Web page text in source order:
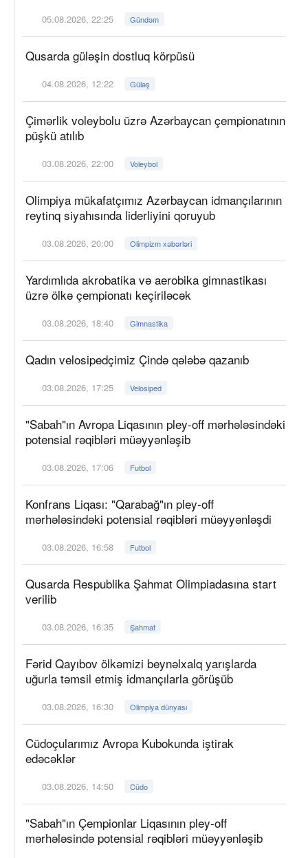
05.08.2026, 22:25 Gündəm
Qusarda güləşin dostluq körpüsü
04.08.2026, 12:22 Güləş
Çimərlik voleybolu üzrə Azərbaycan çempionatının
püşkü atılıb
03.08.2026, 22:00 Voleybol
Olimpiya mükafatçımız Azərbaycan idmançılarının
reytinq siyahısında liderliyini qoruyub
03.08.2026, 20:00 Olimpizm xəbərləri
Yardımlıda akrobatika və aerobika gimnastikası
üzrə ölkə çempionatı keçiriləcək
03.08.2026, 18:40 Gimnastika
Qadın velosipedçimiz Çində qələbə qazanıb
03.08.2026, 17:25 Velosiped
"Sabah"ın Avropa Liqasının pley-off mərhələsindəki
potensial rəqibləri müəyyənləşib
03.08.2026, 17:06 Futbol
Konfrans Liqası: "Qarabağ"ın pley-off
mərhələsindəki potensial rəqibləri müəyyənləşdi
03.08.2026, 16:58 Futbol
Qusarda Respublika Şahmat Olimpiadasına start
verilib
03.08.2026, 16:35 Şahmat
Fərid Qayıbov ölkəmizi beynəlxalq yarışlarda
uğurla təmsil etmiş idmançılarla görüşüb
03.08.2026, 16:30 Olimpiya dünyası
Cüdoçularımız Avropa Kubokunda iştirak
edəcəklər
03.08.2026, 14:50 Cüdo
"Sabah"ın Çempionlar Liqasının pley-off
mərhələsində potensial rəqibləri müəyyənləşib